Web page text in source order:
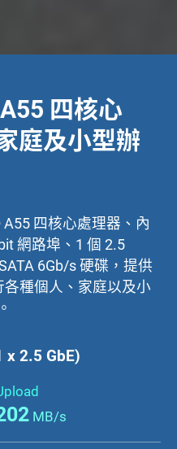
四核心
庭及小型辦
四核心處理器、內
網路埠、1 個 2.5
6Gb/s 硬碟，提供
種個人、家庭以及小
x 2.5 GbE)
MB/s